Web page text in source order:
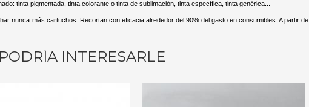
tinta pigmentada, tinta colorante o tinta de sublimación, tinta específica, tinta genérica...
nunca más cartuchos. Recortan con eficacia alrededor del 90% del gasto en consumibles. A partir de
INTERESARLE